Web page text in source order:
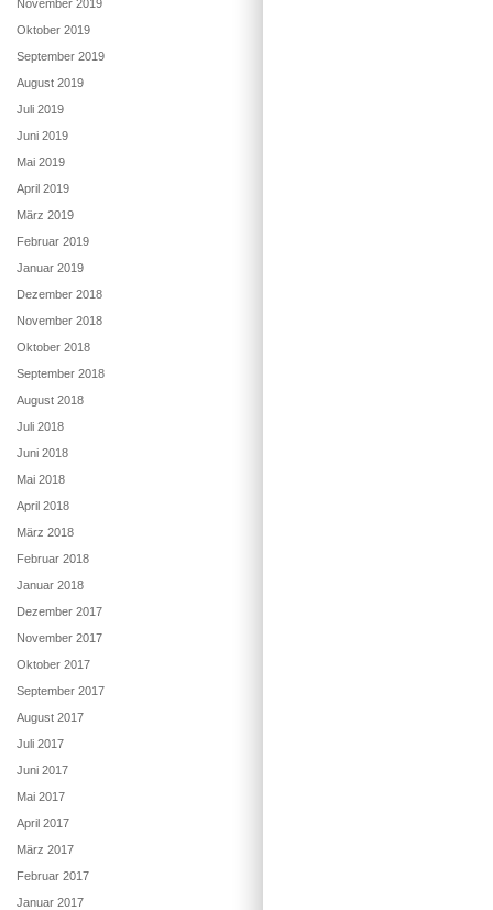
November 2019
Oktober 2019
September 2019
August 2019
Juli 2019
Juni 2019
Mai 2019
April 2019
März 2019
Februar 2019
Januar 2019
Dezember 2018
November 2018
Oktober 2018
September 2018
August 2018
Juli 2018
Juni 2018
Mai 2018
April 2018
März 2018
Februar 2018
Januar 2018
Dezember 2017
November 2017
Oktober 2017
September 2017
August 2017
Juli 2017
Juni 2017
Mai 2017
April 2017
März 2017
Februar 2017
Januar 2017